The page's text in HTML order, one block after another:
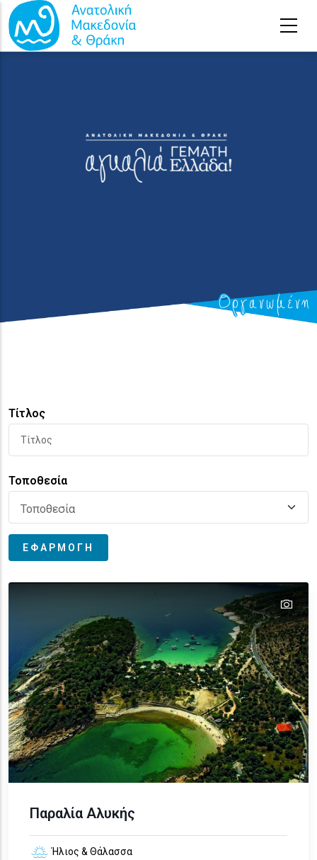
Παράκαμψη προς το κυρίως περιεχόμενο
Οργανωμένη
Τίτλος
Τοποθεσία
text
Παραλία Αλυκής
Ήλιος & Θάλασσα